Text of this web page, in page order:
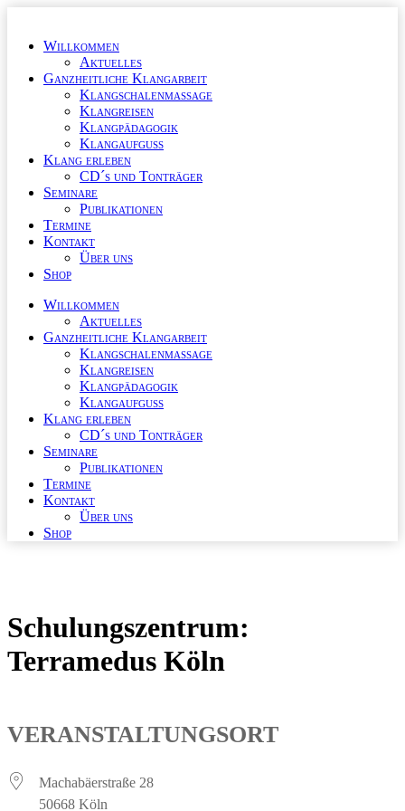
wechselnWillkommen
Aktuelles
Ganzheitliche Klangarbeit
Klangschalenmassage
Klangreisen
Klangpädagogik
Klangaufguss
Klang erleben
CD´s und Tonträger
Seminare
Publikationen
Termine
Kontakt
Über uns
Shop
Willkommen
Aktuelles
Ganzheitliche Klangarbeit
Klangschalenmassage
Klangreisen
Klangpädagogik
Klangaufguss
Klang erleben
CD´s und Tonträger
Seminare
Publikationen
Termine
Kontakt
Über uns
Shop
Schulungszentrum:
Terramedus Köln
VERANSTALTUNGSORT
Machabäerstraße 28
50668 Köln